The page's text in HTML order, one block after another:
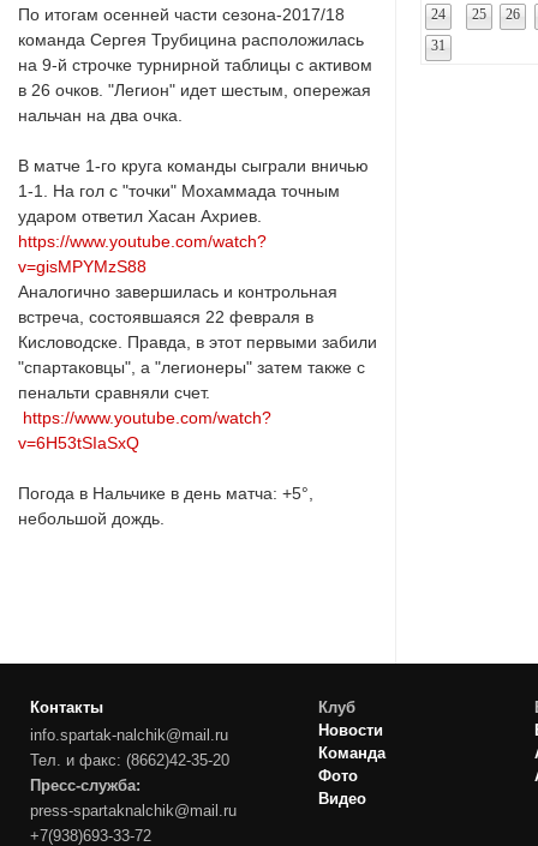
По итогам осенней части сезона-2017/18
команда Сергея Трубицина расположилась
на 9-й строчке турнирной таблицы с активом
в 26 очков. "Легион" идет шестым, опережая
нальчан на два очка.
В матче 1-го круга команды сыграли вничью
1-1. На гол с "точки" Мохаммада точным
ударом ответил Хасан Ахриев.
https://www.youtube.com/watch?
v=gisMPYMzS88
Аналогично завершилась и контрольная
встреча, состоявшаяся 22 февраля в
Кисловодске. Правда, в этот первыми забили
"спартаковцы", а "легионеры" затем также с
пенальти сравняли счет.
https://www.youtube.com/watch?
v=6H53tSIaSxQ
Погода в Нальчике в день матча: +5°,
небольшой дождь.
24
25
26
31
Контакты
info.spartak-nalchik@mail.ru
Тел. и факс: (8662)42-35-20
Пресс-служба:
press-spartaknalchik@mail.ru
+7(938)693-33-72
Клуб
Новости
Команда
Фото
Видео